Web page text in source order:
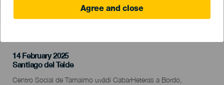
Agree and close
14 February 2025
Localidad
Santiago del Teide
Descripción
Centro Social de Tamaimo uvádí CabarHeteras a Bordo,